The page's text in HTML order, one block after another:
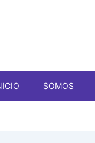
SOMOS